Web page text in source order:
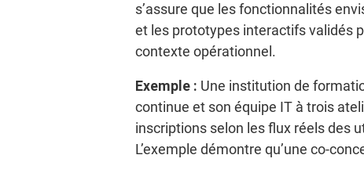
s’assure que les fonctionnalités
et les prototypes interactifs validés
contexte opérationnel.
Exemple : Une institution de
continue et son équipe IT à trois
inscriptions selon les flux réels des
L’exemple démontre qu’une co-